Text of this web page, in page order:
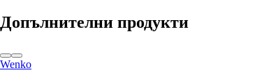
Допълнителни продукти
Wenko